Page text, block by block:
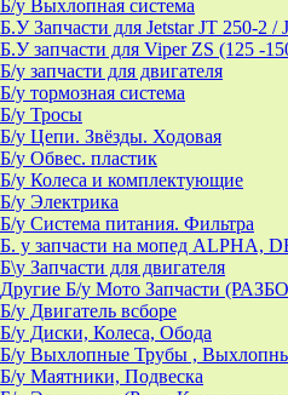
Б/у Выхлопная система
Б.У Запчасти для Jetstar JT 250-2 /
Б.У запчасти для Viper ZS (125 -
Б/у запчасти для двигателя
Б/у тормозная система
Б/у Тросы
Б/у Цепи. Звёзды. Ходовая
Б/у Обвес. пластик
Б/у Колеса и комплектующие
Б/у Электрика
Б/у Система питания. Фильтра
Б. у запчасти на мопед ALPHA,
Б\у Запчасти для двигателя
Другие Б/у Мото Запчасти
Б/у Двигатель всборе
Б/у Диски, Колеса, Обода
Б/у Выхлопные Трубы ,
Б/у Маятники, Подвеска